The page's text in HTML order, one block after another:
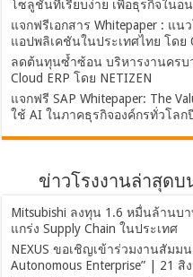
โซลูชันที่เรียบง่าย เพื่อธุรกิจในอ
แจกฟรีเอกสาร Whitepaper : แ
แอปพลิเคชันในประเทศไทย โดย
ลดต้นทุนซ้ำซ้อน บริหารงานครบ
Cloud ERP โดย NETIZEN
แจกฟรี SAP Whitepaper: The
ใช้ AI ในภาคธุรกิจองค์กรทั่วโลก
ข่าวโรงงานล่าสุดบน
Mitsubishi ลงทุน 1.6 หมื่นล้านบ
แกร่ง Supply Chain ในประเทศ
NEXUS ขอเชิญเข้าร่วมงานสัมมน
Autonomous Enterprise” | 21 สิ